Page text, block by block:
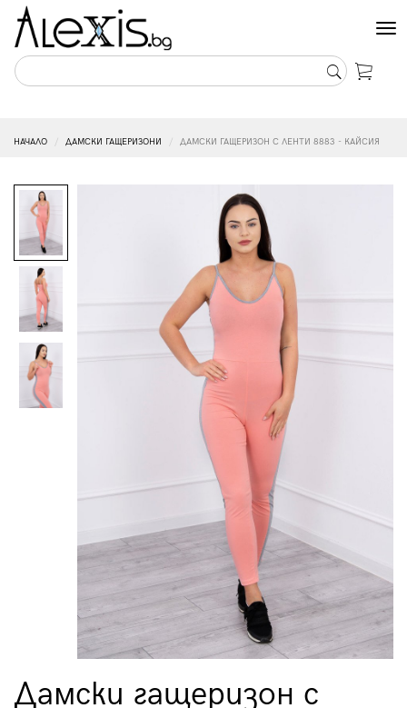
НАЧАЛО ДАМСКИ ГАЩЕРИЗОНИ ДАМСКИ ГАЩЕРИЗОН С ЛЕНТИ 8883 - КАЙСИЯ
Дамски гащеризон с